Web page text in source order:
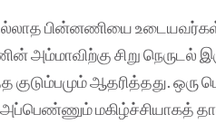
பின்னணியை
சிறு நெருடல்
ஆதரித்தது. ஒரு
மகிழ்ச்சியாகத்